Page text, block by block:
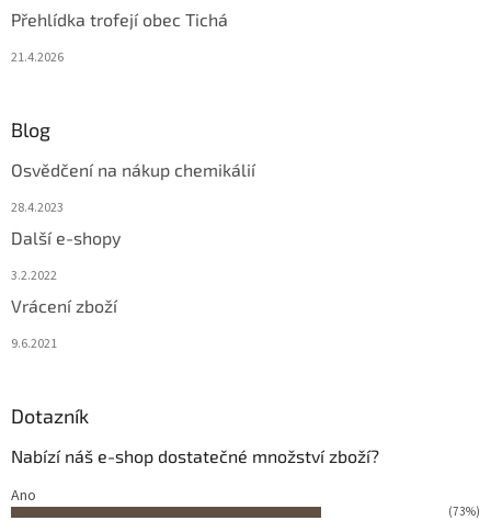
Přehlídka trofejí obec Tichá
21.4.2026
Blog
Osvědčení na nákup chemikálií
28.4.2023
Další e-shopy
3.2.2022
Vrácení zboží
9.6.2021
Dotazník
Nabízí náš e-shop dostatečné množství zboží?
Ano
(73%)